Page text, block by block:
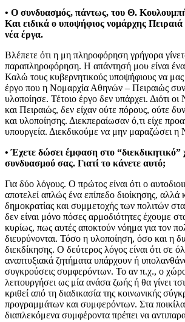
• Ο συνδυασμός, πάντως, του Θ. Κουλουμπή
Και ειδικά ο υποψήφιος νομάρχης
νέα έργα.
Βλέπετε ότι η μη πληροφόρηση γρήγορα
παραπληροφόρηση. Η απάντησή μου είναι
Καλώ τους κυβερνητικούς υποψήφιους να
έργο που η Νομαρχία Αθηνών – Πειραιώς
υλοποίησε. Τέτοιο έργο δεν υπάρχει. Διότι
και Πειραιώς, δεν είχαν ούτε πόρους, ούτε
και υλοποίησης. Διεκπεραίωσαν ό,τι είχε
υπουργεία. Διεκδικούμε να μην μαραζώσει η
• Έχετε δώσει έμφαση στο
συνδυασμού σας. Γιατί το κάνετε αυτό;
Για δύο λόγους. Ο πρώτος είναι ότι ο
αποτελεί απλώς ένα επίπεδο διοίκησης, αλλά
δημοκρατίας και συμμετοχής των πολιτών
δεν είναι μόνο πόσες αρμοδιότητες έχουμε
κυρίως, πως αυτές αποκτούν νόημα για τον
διευρύνονται. Τόσο η υλοποίηση, όσο και η
διεκδίκησης. Ο δεύτερος λόγος είναι ότι σε
αναπτυξιακά ζητήματα υπάρχουν ή
συγκρούσεις συμφερόντων. Το αν π.χ., ο
λειτουργήσει ως μία ανάσα ζωής ή θα γίνει
κριθεί από τη διαδικασία της κοινωνικής
προγραμμάτων και συμφερόντων. Στα ποικίλα
διαπλεκόμενα συμφέροντα πρέπει να